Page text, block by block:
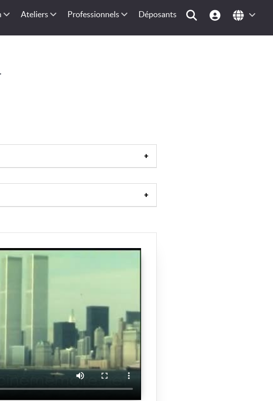
Ateliers Professionnels Déposants
|Station de ski|Table d'orientation|